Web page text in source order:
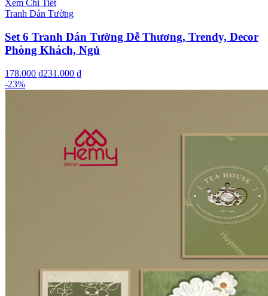
Xem Chi Tiết
Tranh Dán Tường
Set 6 Tranh Dán Tường Dễ Thương, Trendy, Decor
Phòng Khách, Ngủ
178.000 ₫231.000 ₫
-23%